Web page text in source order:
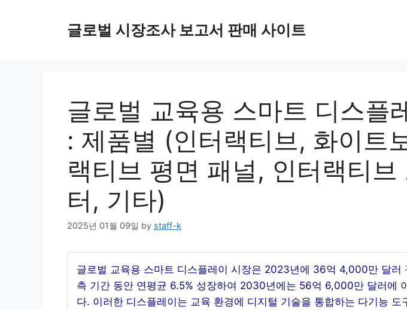
글로벌 시장조사 보고서 판매 사이트
글로벌 교육용 스마트 디스플
: 제품별 (인터랙티브, 화이트
랙티브 평면 패널, 인터랙티브
터, 기타)
2025년 01월 09일 by staff-k
글로벌 교육용 스마트 디스플레이 시장은 2023년에 36억 4,000만 달러
측 기간 동안 연평균 6.5% 성장하여 2030년에는 56억 6,000만 달러에
다. 이러한 디스플레이는 교육 환경에 디지털 기술을 통합하는 다기능 도